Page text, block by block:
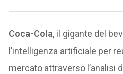
Coca-Cola, il gigante del
l’intelligenza artificiale per
mercato attraverso l’analisi